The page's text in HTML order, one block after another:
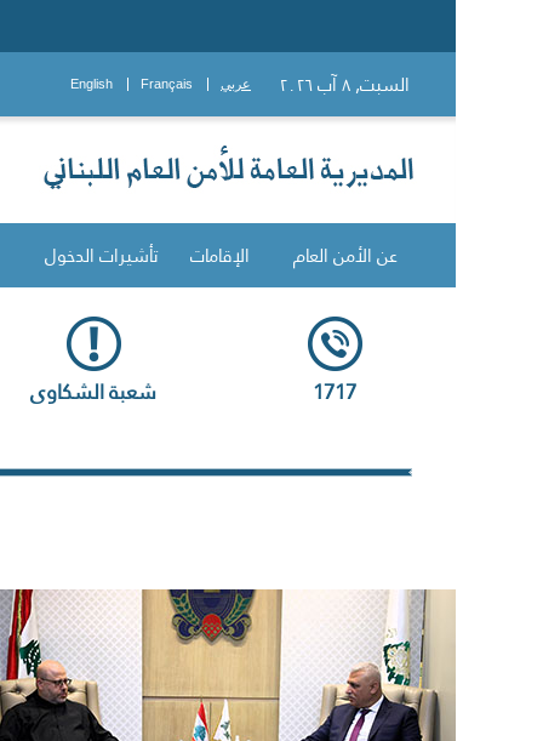
السبت, ٨ آب ٢٠٢٦ عربي Français
English
عن الأمن العام الإقامات تأشيرات الدخول
1717 شعبة الشكاوى